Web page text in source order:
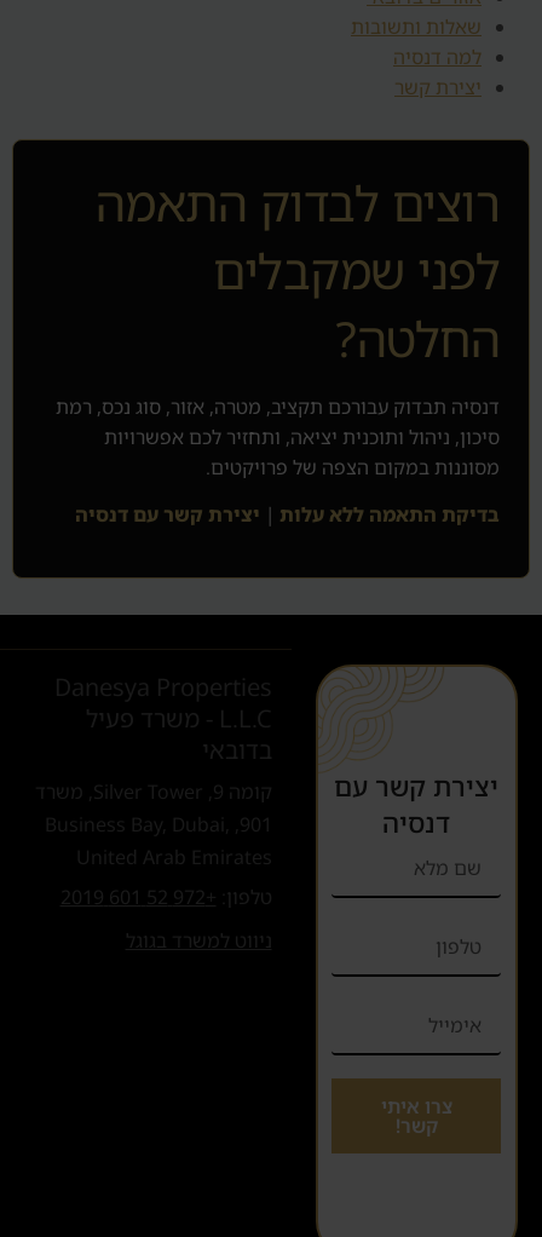
שאלות ותשובות
למה דנסיה
יצירת קשר
רוצים לבדוק התאמה
לפני שמקבלים
החלטה?
דנסיה תבדוק עבורכם תקציב, מטרה, אזור, סוג נכס, רמת
סיכון, ניהול ותוכנית יציאה, ותחזיר לכם אפשרויות
מסוננות במקום הצפה של פרויקטים.
בדיקת התאמה ללא עלות | יצירת קשר עם דנסיה
יצירת קשר עם
דנסיה
צרו איתי
קשר!
Danesya Properties
L.L.C - משרד פעיל
בדובאי
קומה 9, Silver Tower, משרד
901, Business Bay, Dubai,
United Arab Emirates
טלפון:
+972 52 601 2019
ניווט למשרד בגוגל